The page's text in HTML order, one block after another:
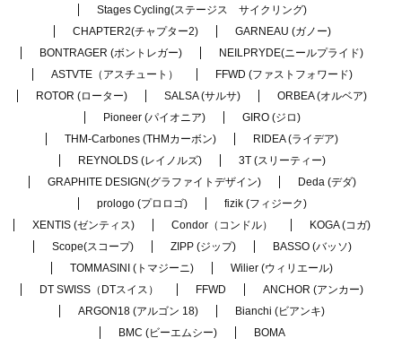
Stages Cycling(ステージス サイクリング)
CHAPTER2(チャプター2)
GARNEAU (ガノー)
BONTRAGER (ボントレガー)
NEILPRYDE(ニールプライド)
ASTVTE（アスチュート）
FFWD (ファストフォワード)
ROTOR (ローター)
SALSA (サルサ)
ORBEA (オルベア)
Pioneer (パイオニア)
GIRO (ジロ)
THM-Carbones (THMカーボン)
RIDEA (ライデア)
REYNOLDS (レイノルズ)
3T (スリーティー)
GRAPHITE DESIGN(グラファイトデザイン)
Deda (デダ)
prologo (プロロゴ)
fizik (フィジーク)
XENTIS (ゼンティス)
Condor（コンドル）
KOGA (コガ)
Scope(スコープ)
ZIPP (ジップ)
BASSO (バッソ)
TOMMASINI (トマジーニ)
Wilier (ウィリエール)
DT SWISS（DTスイス）
FFWD
ANCHOR (アンカー)
ARGON18 (アルゴン 18)
Bianchi (ビアンキ)
BMC (ビーエムシー)
BOMA